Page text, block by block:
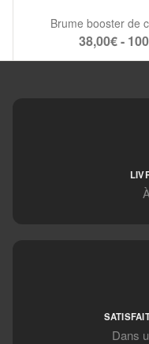
Brume booster de
38,00€ -
Dans